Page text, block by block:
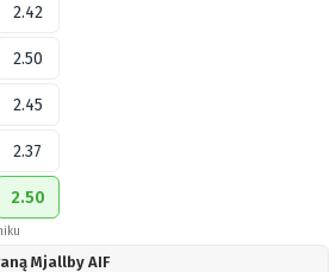
2.42
2.50
2.45
2.37
2.50
Mjallby AIF